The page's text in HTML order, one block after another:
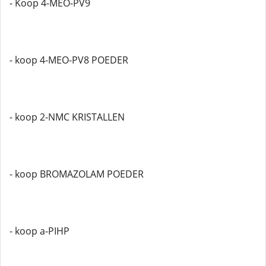
- Koop 4-MEO-PV9
- koop 4-MEO-PV8 POEDER
- koop 2-NMC KRISTALLEN
- koop BROMAZOLAM POEDER
- koop a-PIHP